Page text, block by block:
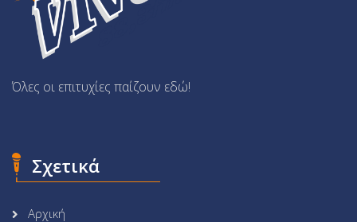
Όλες οι επιτυχίες παίζουν εδώ!
Σχετικά
Αρχική